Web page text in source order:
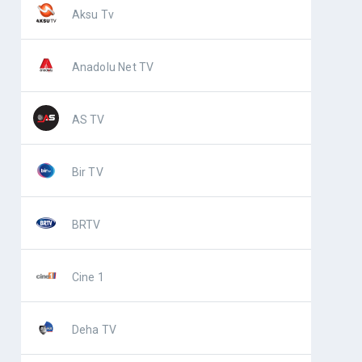
Aksu Tv
Anadolu Net TV
AS TV
Bir TV
BRTV
Cine 1
Deha TV